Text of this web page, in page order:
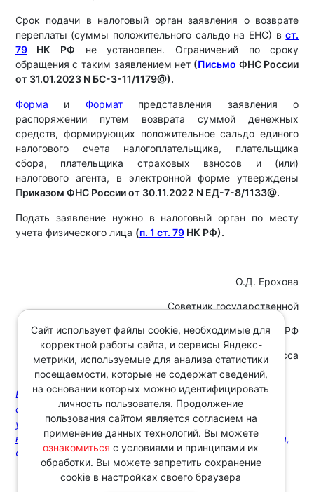
Срок подачи в налоговый орган заявления о возврате
переплаты (суммы положительного сальдо на ЕНС) вст.
79НК РФ не установлен. Ограничений по сроку
обращения с таким заявлением нет (Письмо ФНС России
от 31.01.2023 N БС-3-11/1179@).
Форма и Форматпредставления заявления о
распоряжении путем возврата суммой денежных
средств, формирующих положительное сальдо единого
налогового счета налогоплательщика, плательщика
сбора, плательщика страховых взносов и (или)
налогового агента, в электронной форме утверждены
Приказом ФНС России от 30.11.2022 N ЕД-7-8/1133@.
Подать заявление нужно в налоговый орган по месту
учета физического лица (п. 1 ст. 79НК РФ).
О.Д. Ерохова
Советник государственной
гражданской службы РФ
2 класса
Вопрос: Может ли ИП вернуть излишне уплаченные
страховые взносы в фиксированном размере за себя
уже после снятия с учета в качестве ИП? Если да, то в
каком порядке и в какой срок? (Консультация эксперта,
ФНС России, 2026)
Сайт использует файлы cookie, необходимые для
корректной работы сайта, и сервисы Яндекс-
метрики, используемые для анализа статистики
посещаемости, которые не содержат сведений,
на основании которых можно идентифицировать
личность пользователя. Продолжение
пользования сайтом является согласием на
применение данных технологий. Вы можете
ознакомиться с условиями и принципами их
обработки. Вы можете запретить сохранение
cookie в настройках своего браузера